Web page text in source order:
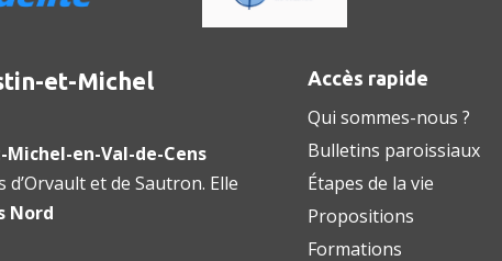
et-Michel
en-Val-de-Cens
et de Sautron. Elle
Nord
Accès rapide
Qui sommes-nous ?
Bulletins paroissiaux
Étapes de la vie
Propositions
Formations